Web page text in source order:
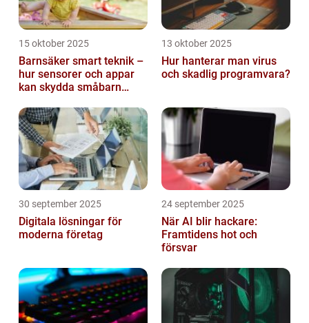
15 oktober 2025
Barnsäker smart teknik –
hur sensorer och appar
kan skydda småbarn
13 oktober 2025
Hur hanterar man virus
och skadlig programvara?
30 september 2025
Digitala lösningar för
moderna företag
24 september 2025
När AI blir hackare:
Framtidens hot och
försvar